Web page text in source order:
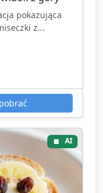
pokazująca
z...
AI